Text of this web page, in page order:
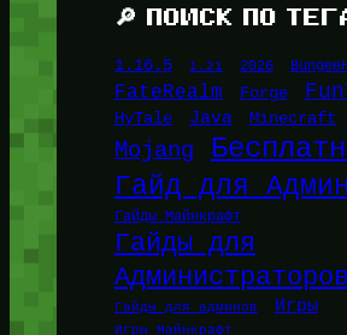
🔎 ПОИСК ПО
1.16.5 1.21 2026
FateRealm Forge
HyTale Java Minecraft
Mojang
Гайд для
Гайды Майнкрафт
Гайды для
Администраторов
Гайды для админов Игры
Игры Майнкрафт